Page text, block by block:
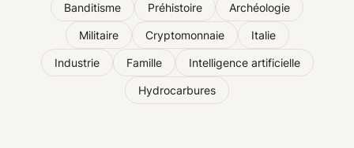
Banditisme Préhistoire Archéologie
Militaire Cryptomonnaie Italie
Industrie Famille Intelligence artificielle
Hydrocarbures